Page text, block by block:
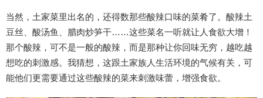
当然，土家菜里出名的，还得数那些酸辣口味的菜肴了。酸辣土
豆丝、酸汤鱼、腊肉炒笋干……这些菜名一听就让人食欲大增！
那个酸辣，可不是一般的酸辣，而是那种让你回味无穷，越吃越
想吃的刺激感。我猜想，这跟土家族人生活环境的气候有关，可
能他们更需要通过这些酸辣的菜来刺激味蕾，增强食欲。